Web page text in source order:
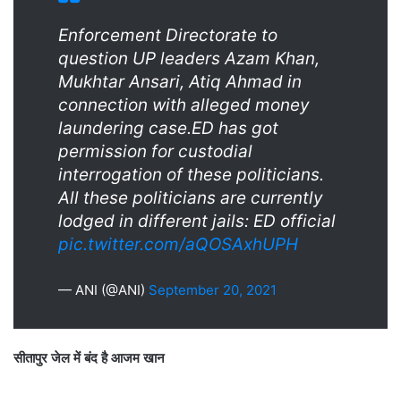
Enforcement Directorate to
question UP leaders Azam Khan,
Mukhtar Ansari, Atiq Ahmad in
connection with alleged money
laundering case.ED has got
permission for custodial
interrogation of these politicians.
All these politicians are currently
lodged in different jails: ED official
pic.twitter.com/aQOSAxhUPH
— ANI (@ANI) September 20, 2021
सीतापुर जेल में बंद है आजम खान